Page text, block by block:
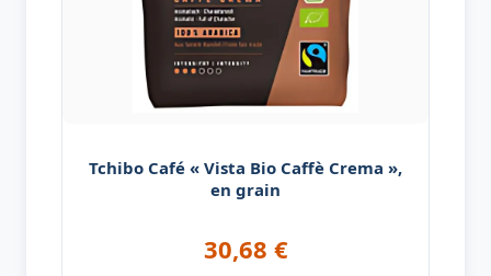
Tchibo Café « Vista Bio Caffè Crema »,
en grain
30,68 €